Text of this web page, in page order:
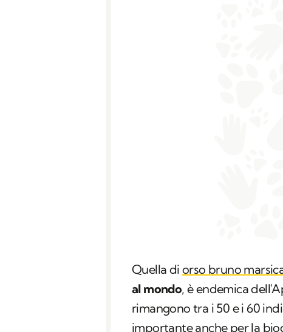
Quella diorso bruno
al mondo, è endemica
rimangono tra i 50 e i 60
importante anche per la